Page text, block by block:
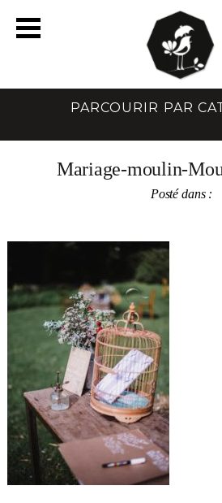
PARCOURIR PAR
Mariage-moulin-
Posté dans :